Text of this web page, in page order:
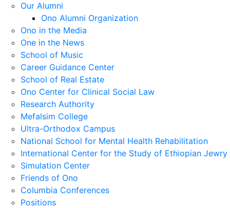
Our Alumni
Ono Alumni Organization
Ono in the Media
One in the News
School of Music
Career Guidance Center
School of Real Estate
Ono Center for Clinical Social Law
Research Authority
Mefalsim College
Ultra-Orthodox Campus
National School for Mental Health Rehabilitation
International Center for the Study of Ethiopian Jewry
Simulation Center
Friends of Ono
Columbia Conferences
Positions